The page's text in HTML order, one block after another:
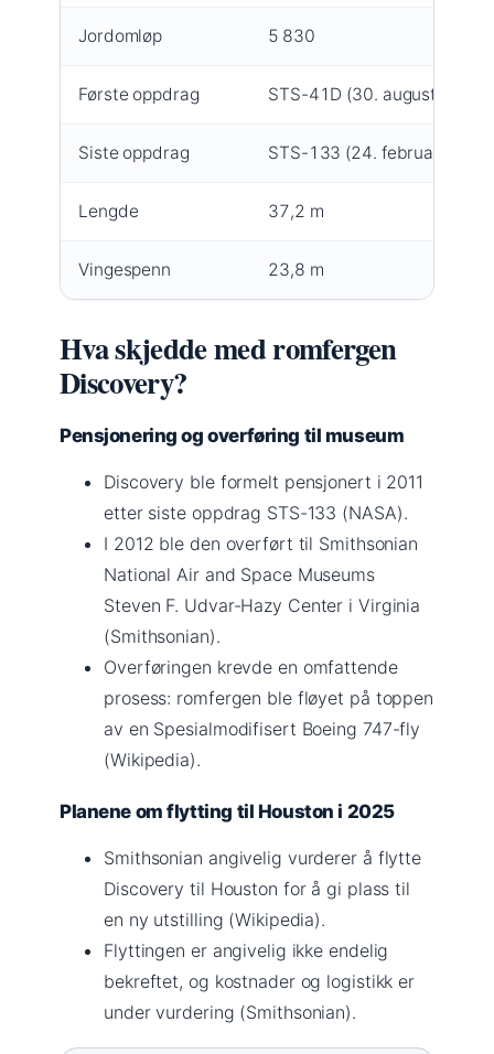
Jordomløp 5 830
Første oppdrag STS-41D (30. august 1984)
Siste oppdrag STS-133 (24. februar 2011)
Lengde 37,2 m
Vingespenn 23,8 m
Hva skjedde med romfergen
Discovery?
Pensjonering og overføring til museum
Discovery ble formelt pensjonert i 2011
etter siste oppdrag STS-133 (NASA).
I 2012 ble den overført til Smithsonian
National Air and Space Museums
Steven F. Udvar-Hazy Center i Virginia
(Smithsonian).
Overføringen krevde en omfattende
prosess: romfergen ble fløyet på toppen
av en Spesialmodifisert Boeing 747-fly
(Wikipedia).
Planene om flytting til Houston i 2025
Smithsonian angivelig vurderer å flytte
Discovery til Houston for å gi plass til
en ny utstilling (Wikipedia).
Flyttingen er angivelig ikke endelig
bekreftet, og kostnader og logistikk er
under vurdering (Smithsonian).